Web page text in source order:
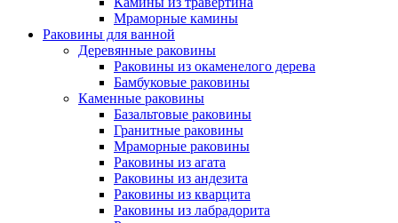
Мраморные камины
Раковины для ванной
Деревянные раковины
Раковины из окаменелого дерева
Бамбуковые раковины
Каменные раковины
Базальтовые раковины
Гранитные раковины
Мраморные раковины
Раковины из агата
Раковины из андезита
Раковины из кварцита
Раковины из лабрадорита